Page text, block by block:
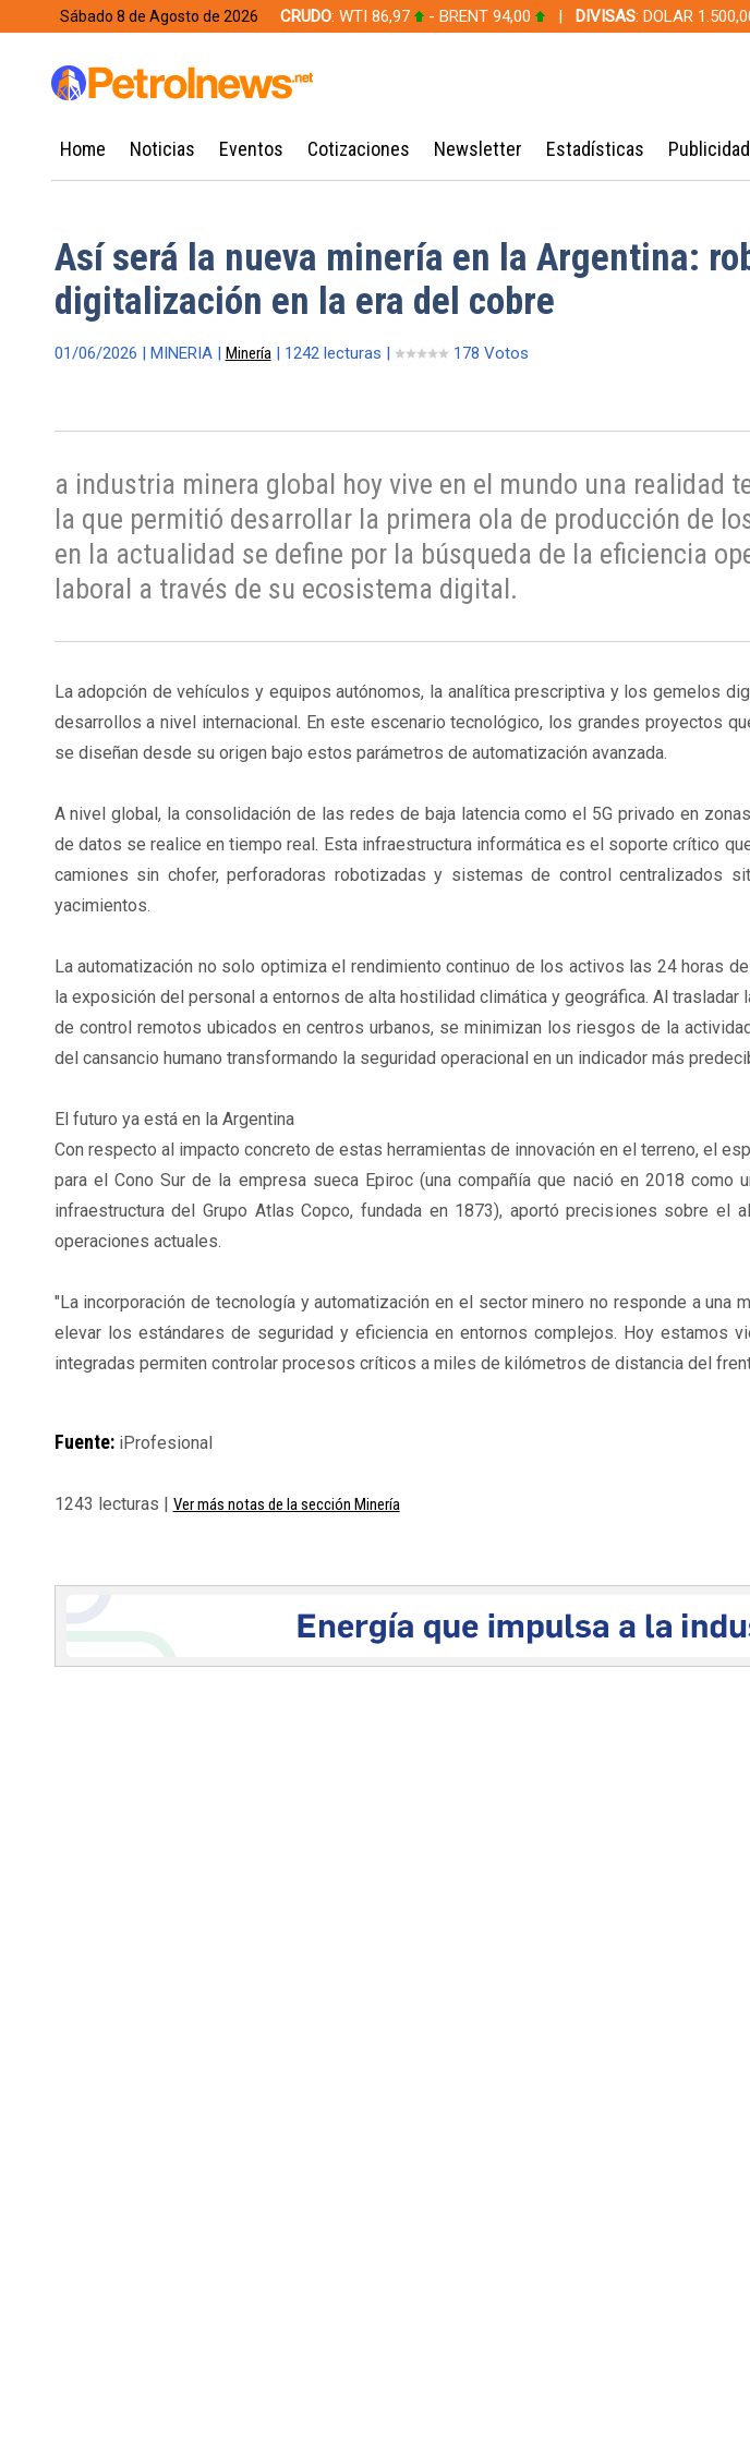
Sábado 8 de Agosto de 2026 CRUDO: WTI 86,97 - BRENT 94,00 | DIVISAS: DOLAR
Home Noticias Eventos Cotizaciones Newsletter Estadísticas Publicidad
Así será la nueva minería en la Argentina:
digitalización en la era del cobre
01/06/2026 | MINERIA | Minería| 1242 lecturas | 178 Votos
a industria minera global hoy vive en el mundo una realidad
la que permitió desarrollar la primera ola de producción de
en la actualidad se define por la búsqueda de la eficiencia
laboral a través de su ecosistema digital.
La adopción de vehículos y equipos autónomos, la analítica prescriptiva y los gemelos
desarrollos a nivel internacional. En este escenario tecnológico, los grandes proyectos
se diseñan desde su origen bajo estos parámetros de automatización avanzada.
A nivel global, la consolidación de las redes de baja latencia como el 5G privado en
de datos se realice en tiempo real. Esta infraestructura informática es el soporte crítico
camiones sin chofer, perforadoras robotizadas y sistemas de control centralizados
yacimientos.
La automatización no solo optimiza el rendimiento continuo de los activos las 24 horas
la exposición del personal a entornos de alta hostilidad climática y geográfica. Al
de control remotos ubicados en centros urbanos, se minimizan los riesgos de la
del cansancio humano transformando la seguridad operacional en un indicador más
El futuro ya está en la Argentina
Con respecto al impacto concreto de estas herramientas de innovación en el terreno, el
para el Cono Sur de la empresa sueca Epiroc (una compañía que nació en 2018
infraestructura del Grupo Atlas Copco, fundada en 1873), aportó precisiones sobre el
operaciones actuales.
"La incorporación de tecnología y automatización en el sector minero no responde a una
elevar los estándares de seguridad y eficiencia en entornos complejos. Hoy estamos
integradas permiten controlar procesos críticos a miles de kilómetros de distancia del
Fuente:iProfesional
1243 lecturas | Ver más notas de la sección Minería